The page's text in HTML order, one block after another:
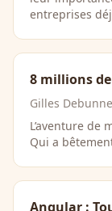
entreprises
8 millions
Gilles Debunne
L’aventure de
Qui a
Angular :